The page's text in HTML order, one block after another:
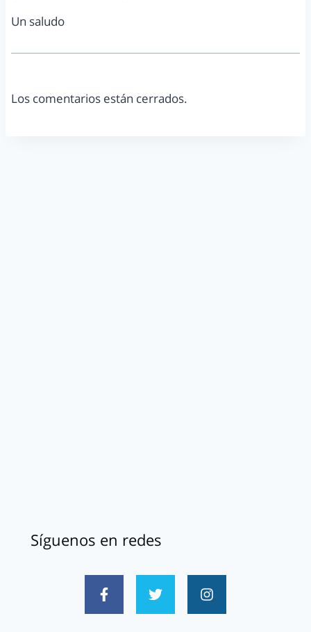
Un saludo
Los comentarios están cerrados.
Síguenos en redes